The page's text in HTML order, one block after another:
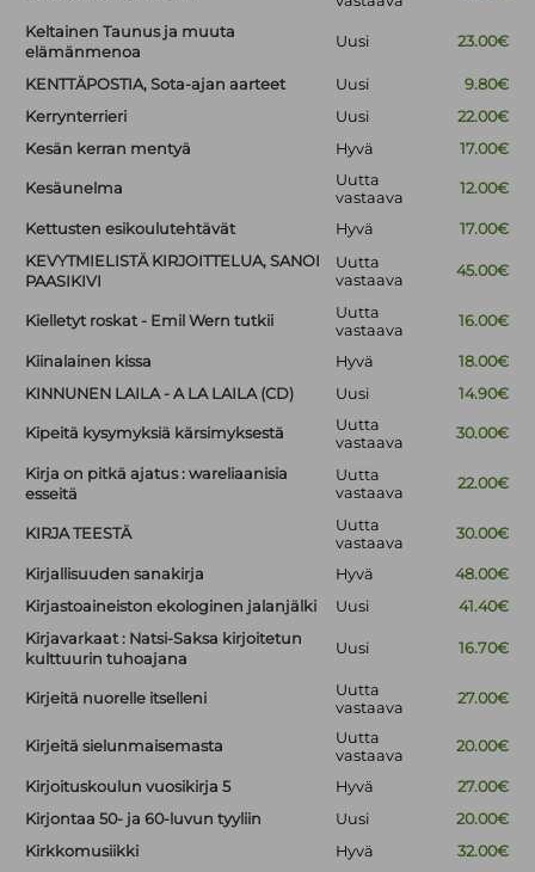
Keltainen Taunus ja muuta
elämänmenoa
Uusi 23.00€
KENTTÄPOSTIA, Sota-ajan aarteet Uusi
9.80€
Kerrynterrieri
Uusi
22.00€
Kesän kerran mentyä
Hyvä 17.00€
Kesäunelma
Uutta
vastaava
12.00€
Kettusten esikoulutehtävät Hyvä
17.00€
KEVYTMIELISTÄ KIRJOITTELUA, SANOI
PAASIKIVI
Uutta
vastaava
45.00€
Kielletyt roskat - Emil Wern tutkii
Uutta
vastaava
16.00€
Kiinalainen kissa Hyvä
18.00€
KINNUNEN LAILA - A LA LAILA (CD)
Uusi 14.90€
Kipeitä kysymyksiä kärsimyksestä
Uutta
vastaava
30.00€
Kirja on pitkä ajatus : wareliaanisia
esseitä
Uutta
vastaava
22.00€
KIRJA TEESTÄ
Uutta
vastaava
30.00€
Kirjallisuuden sanakirja Hyvä
48.00€
Kirjastoaineiston ekologinen jalanjälki
Uusi
41.40€
Kirjavarkaat : Natsi-Saksa kirjoitetun
kulttuurin tuhoajana
Uusi 16.70€
Kirjeitä nuorelle itselleni
Uutta
vastaava
27.00€
Kirjeitä sielunmaisemasta
Uutta
vastaava
20.00€
Kirjoituskoulun vuosikirja 5 Hyvä
27.00€
Kirjontaa 50- ja 60-luvun tyyliin
Uusi
20.00€
Kirkkomusiikki
Hyvä 32.00€